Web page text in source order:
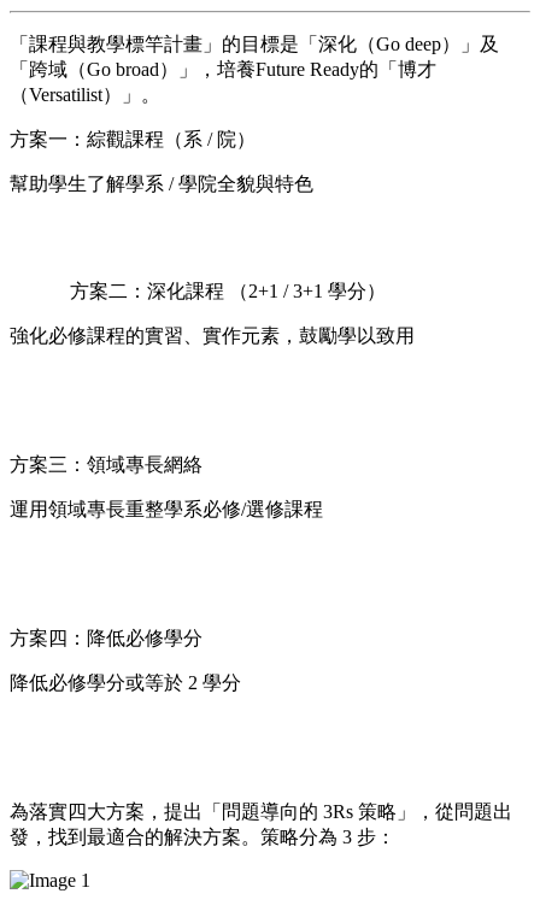
「課程與教學標竿計畫」的目標是「深化（Go deep）」及
「跨域（Go broad）」，培養Future Ready的「博才
（Versatilist）」。
方案一：綜觀課程（系 / 院）
幫助學生了解學系 / 學院全貌與特色
方案二：深化課程 （2+1 / 3+1 學分）
強化必修課程的實習、實作元素，鼓勵學以致用
方案三：領域專長網絡
運用領域專長重整學系必修/選修課程
方案四：降低必修學分
降低必修學分或等於 2 學分
為落實四大方案，提出「問題導向的 3Rs 策略」，​從問題出
發，找到最適合的解決方案。策略分為 3 步： ​